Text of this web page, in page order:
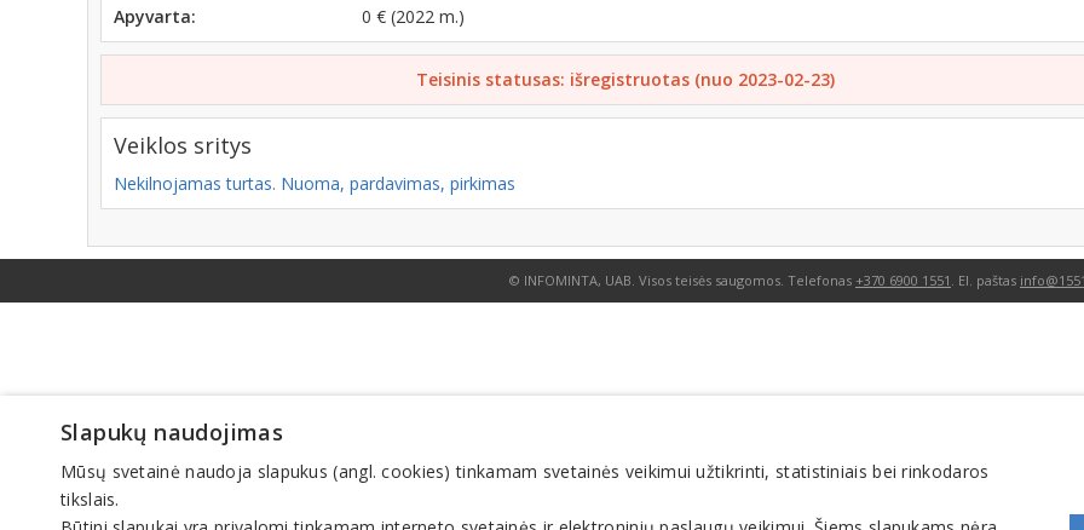
Apyvarta:
0 € (2022 m.)
Teisinis statusas: išregistruotas (nuo 2023-02-23)
Veiklos sritys
Nekilnojamas turtas. Nuoma, pardavimas, pirkimas
© INFOMINTA, UAB. Visos teisės saugomos. Telefonas +370 6900 1551 . El. paštas
Slapukų naudojimas
Mūsų svetainė naudoja slapukus (angl. cookies) tinkamam svetainės veikimui užtikrinti, statistiniais bei rinkodaros
tikslais.